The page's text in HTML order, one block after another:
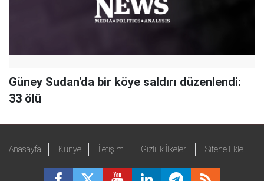
Güney Sudan'da bir köye saldırı düzenlendi:
33 ölü
Anasayfa Künye İletişim Gizlilik İlkeleri Sitene Ekle